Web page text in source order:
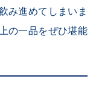
み進めてしまいま
の一品をぜひ堪能